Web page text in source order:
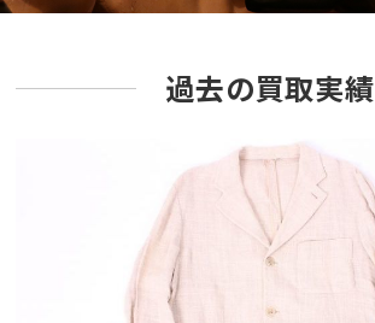
過去の買取実績